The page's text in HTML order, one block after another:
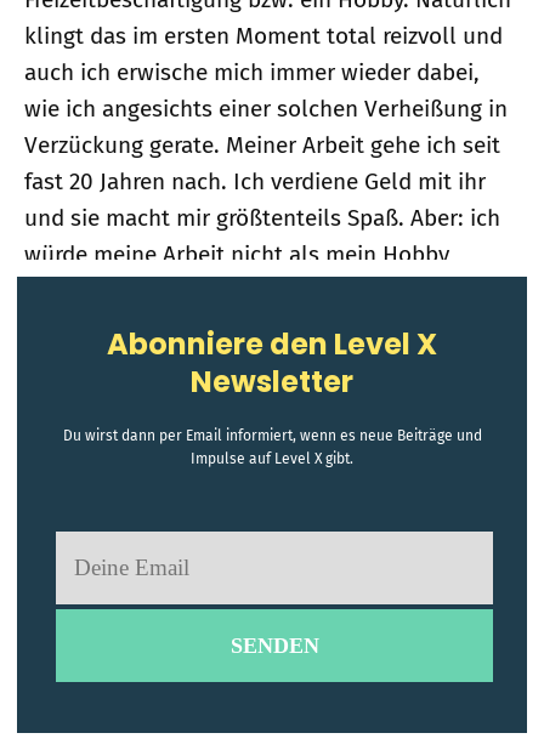
klingt das im ersten Moment total reizvoll und
auch ich erwische mich immer wieder dabei,
wie ich angesichts einer solchen Verheißung in
Verzückung gerate. Meiner Arbeit gehe ich seit
fast 20 Jahren nach. Ich verdiene Geld mit ihr
und sie macht mir größtenteils Spaß. Aber: ich
würde meine Arbeit nicht als mein Hobby
Freizeit nachgehen.
Abonniere den Level X
Newsletter
Du wirst dann per Email informiert, wenn es neue Beiträge und
Impulse auf Level X gibt.